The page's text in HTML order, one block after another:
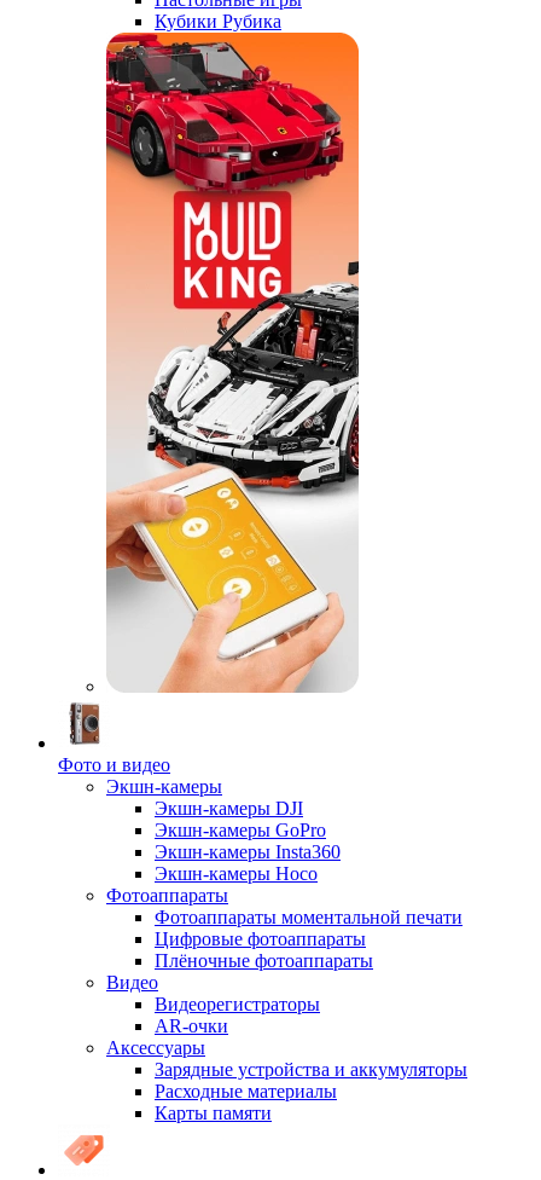
Кубики Рубика
Фото и видео
Экшн-камеры
Экшн-камеры DJI
Экшн-камеры GoPro
Экшн-камеры Insta360
Экшн-камеры Hoco
Фотоаппараты
Фотоаппараты моментальной печати
Цифровые фотоаппараты
Плёночные фотоаппараты
Видео
Видеорегистраторы
AR-очки
Аксессуары
Зарядные устройства и аккумуляторы
Расходные материалы
Карты памяти